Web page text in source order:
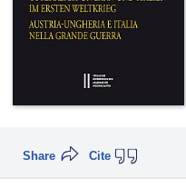
Cite
Share